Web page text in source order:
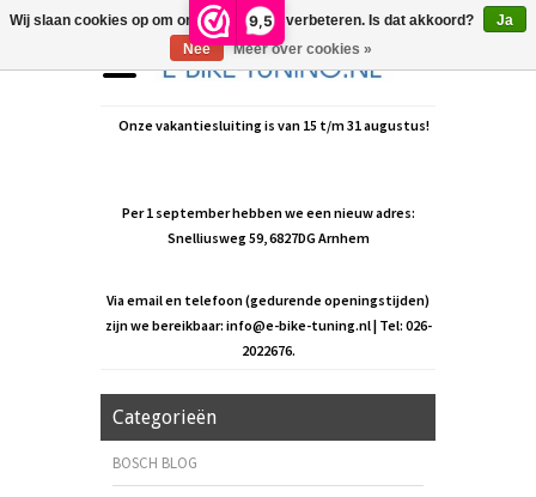
9,5
Onze vakantiesluiting is van 15 t/m 31 augustus!
Per 1 september hebben we een nieuw adres:
Snelliusweg 59, 6827DG Arnhem
Via email en telefoon (gedurende openingstijden)
zijn we bereikbaar: info@e-bike-tuning.nl| Tel: 026-
2022676.
Categorieën
BOSCH BLOG
Wij slaan cookies op om onze website te verbeteren. Is dat akkoord?
Ja
Nee
Meer over cookies »